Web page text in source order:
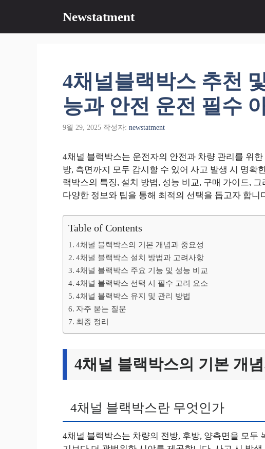
츠
Newstatment
4채널블랙박스 추천
능과 안전 운전 필수
9월 29, 2025 작성자: newstatment
4채널 블랙박스는 운전자의 안전과 차량 관리를 위
방, 측면까지 모두 감시할 수 있어 사고 발생 시 명확
랙박스의 특징, 설치 방법, 성능 비교, 구매 가이드,
다양한 정보와 팁을 통해 최적의 선택을 돕고자 합니
Table of Contents
4채널 블랙박스의 기본 개념과 중요성
4채널 블랙박스 설치 방법과 고려사항
4채널 블랙박스 주요 기능 및 성능 비교
4채널 블랙박스 선택 시 필수 고려 요소
4채널 블랙박스 유지 및 관리 방법
자주 묻는 질문
최종 정리
4채널 블랙박스의 기본 개
4채널 블랙박스란 무엇인가
4채널 블랙박스는 차량의 전방, 후방, 양측면을 모두